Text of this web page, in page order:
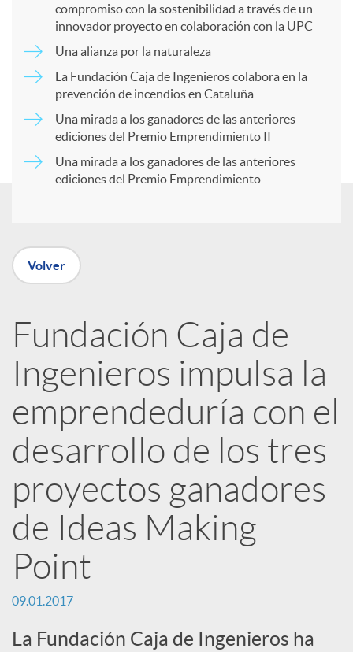
d
o
a
r
t
r
e
n
R
e
d
e
s
compromiso con la sostenibilidad a través de un
innovador proyecto en colaboración con la UPC
Una alianza por la naturaleza
La Fundación Caja de Ingenieros colabora en la
prevención de incendios en Cataluña
Una mirada a los ganadores de las anteriores
ediciones del Premio Emprendimiento II
Una mirada a los ganadores de las anteriores
ediciones del Premio Emprendimiento
Volver
Fundación Caja de
Ingenieros impulsa la
emprendeduría con el
desarrollo de los tres
proyectos ganadores
de Ideas Making
Point
09.01.2017
La Fundación Caja de Ingenieros ha